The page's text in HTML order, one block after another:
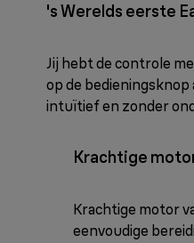
's Werelds eerste
Jij hebt de controle
op de
intuïtief en zonder
Krachtige
Krachtige motor
eenvoudige